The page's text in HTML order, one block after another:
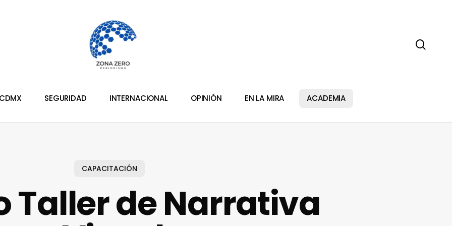
CDMX SEGURIDAD INTERNACIONAL OPINIÓN EN LA MIRA ACADEMIA
CAPACITACIÓN
Taller de Narrativa